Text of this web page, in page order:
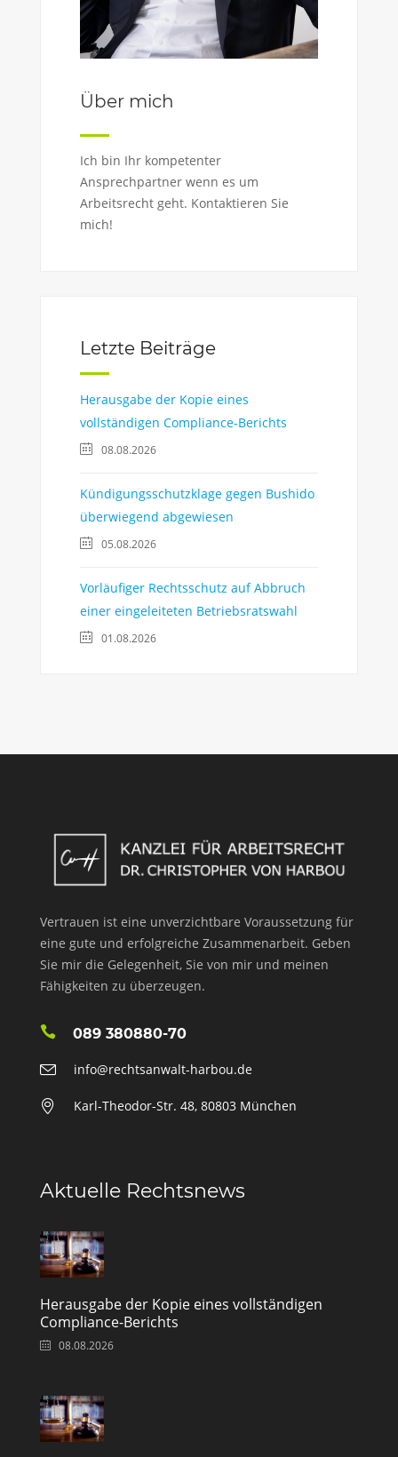
Über mich
Ich bin Ihr kompetenter
Ansprechpartner wenn es um
Arbeitsrecht geht. Kontaktieren Sie
mich!
Letzte Beiträge
Herausgabe der Kopie eines
vollständigen Compliance-Berichts
08.08.2026
Kündigungsschutzklage gegen Bushido
überwiegend abgewiesen
05.08.2026
Vorläufiger Rechtsschutz auf Abbruch
einer eingeleiteten Betriebsratswahl
01.08.2026
Vertrauen ist eine unverzichtbare Voraussetzung für
eine gute und erfolgreiche Zusammenarbeit. Geben
Sie mir die Gelegenheit, Sie von mir und meinen
Fähigkeiten zu überzeugen.
089 380880-70
info@rechtsanwalt-harbou.de
Karl-Theodor-Str. 48, 80803 München
Aktuelle Rechtsnews
Herausgabe der Kopie eines vollständigen
Compliance-Berichts
08.08.2026